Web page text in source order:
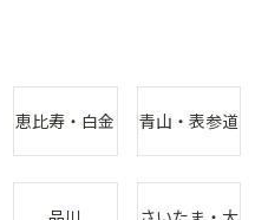
恵比寿・白金 青山・表参道